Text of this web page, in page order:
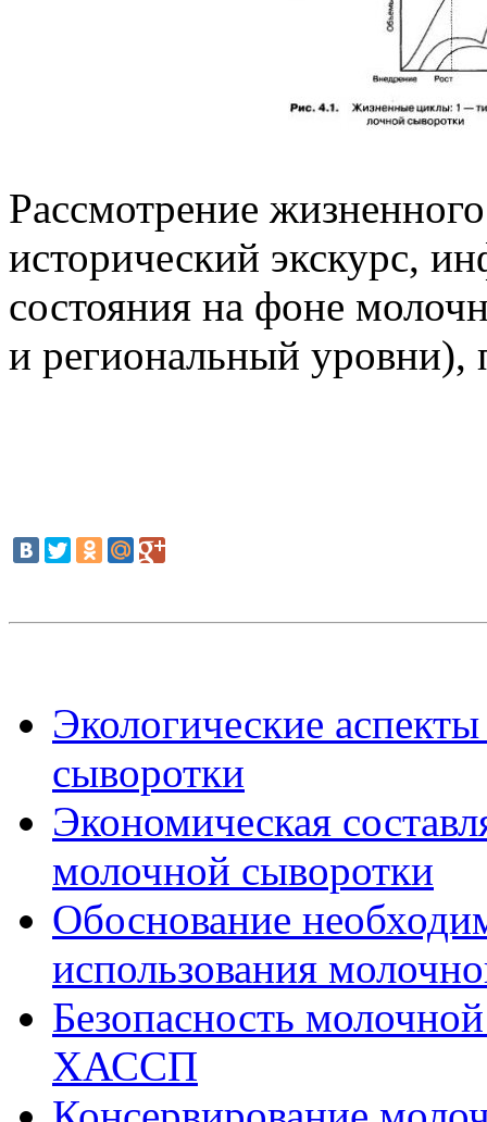
Рассмотрение
исторический экскурс,
состояния на фоне
и региональный
Экологические
сыворотки
Экономическая
молочной сыворотки
Обоснование
использования
Безопасность
ХАССП